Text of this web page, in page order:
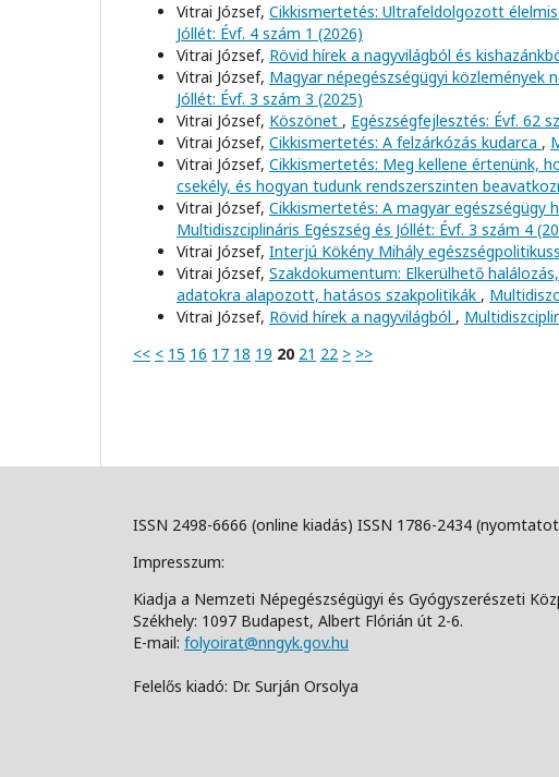
Vitrai József, Cikkismertetés: Ultrafeldolgozott
Jóllét: Évf. 4 szám 1 (2026)
Vitrai József, Rövid hírek a nagyvilágból és
Vitrai József, Magyar népegészségügyi közlemények
Jóllét: Évf. 3 szám 3 (2025)
Vitrai József, Köszönet , Egészségfejlesztés: Évf. 62
Vitrai József, Cikkismertetés: A felzárkózás kudarca ,
Vitrai József, Cikkismertetés: Meg kellene értenünk,
csekély, és hogyan tudunk rendszerszinten
Vitrai József, Cikkismertetés: A magyar egészségügy
Multidiszciplináris Egészség és Jóllét: Évf. 3 szám 4
Vitrai József, Interjú Kökény Mihály
Vitrai József, Szakdokumentum: Elkerülhető
adatokra alapozott, hatásos szakpolitikák ,
Vitrai József, Rövid hírek a nagyvilágból ,
<< < 15 16 17 18 19 20 21 22 > >>
ISSN 2498-6666 (online kiadás) ISSN 1786-2434
Impresszum:
Kiadja a Nemzeti Népegészségügyi és Gyógyszerészeti
Székhely: 1097 Budapest, Albert Flórián út 2-6.
E-mail: folyoirat@nngyk.gov.hu
Felelős kiadó: Dr. Surján Orsolya